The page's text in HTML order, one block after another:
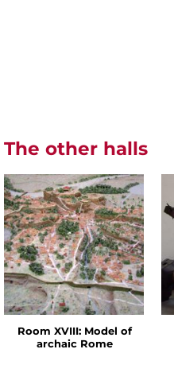
The other halls
Room XVIII: Model of
archaic Rome